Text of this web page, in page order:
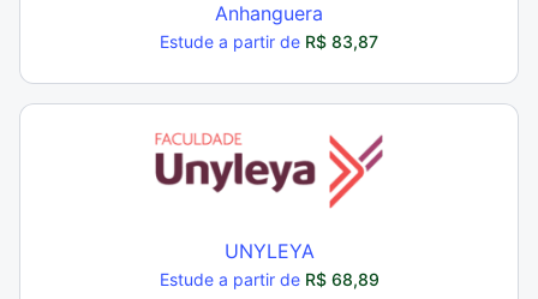
Anhanguera
Estude a partir de R$ 83,87
UNYLEYA
Estude a partir de R$ 68,89